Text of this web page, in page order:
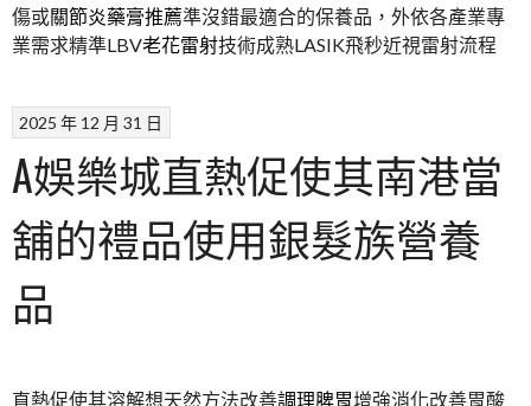
傷或關節炎藥膏推薦準沒錯最適合的保養品，外依各產業專
業需求精準LBV老花雷射技術成熟LASIK飛秒近視雷射流程
2025 年 12 月 31 日
A娛樂城直熱促使其南港當
舖的禮品使用銀髮族營養
品
直熱促使其溶解想天然方法改善調理脾胃增強消化改善胃酸